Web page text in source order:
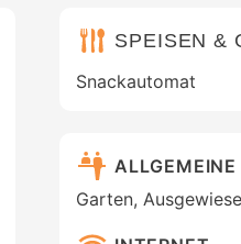
SPEISEN &
Snackautomat
Garten,